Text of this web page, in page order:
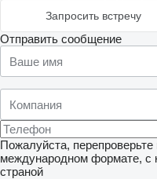
Запросить встречу
Отправить сообщение
Пожалуйста, перепроверьте
международном формате, с
страной